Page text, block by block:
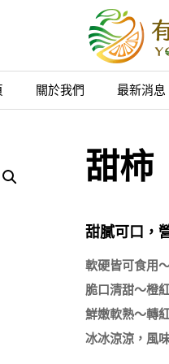
關於我們 最新消息
甜柿
甜膩可口，
軟硬皆可食用
脆口清甜～橙
鮮嫩軟熟～轉